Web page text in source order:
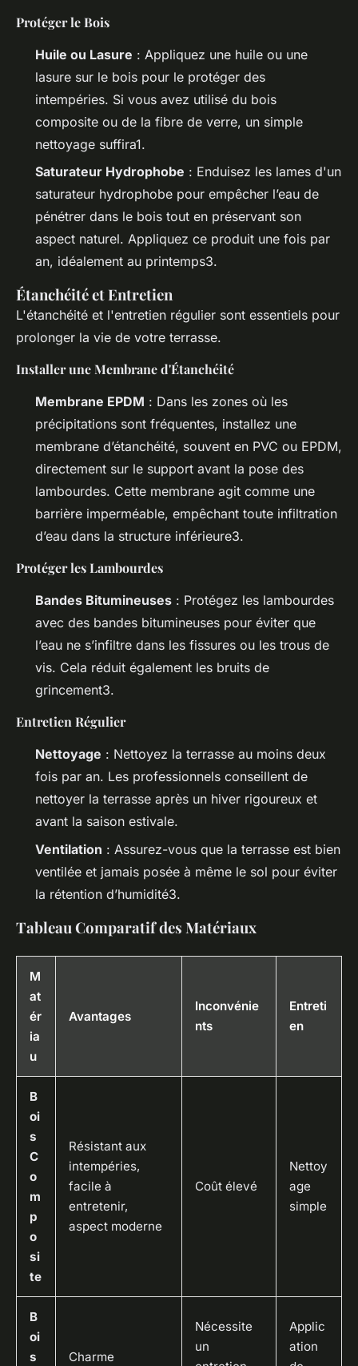
Protéger le Bois
Huile ou Lasure : Appliquez une huile ou une
lasure sur le bois pour le protéger des
intempéries. Si vous avez utilisé du bois
composite ou de la fibre de verre, un simple
nettoyage suffira1.
Saturateur Hydrophobe : Enduisez les lames d'un
saturateur hydrophobe pour empêcher l’eau de
pénétrer dans le bois tout en préservant son
aspect naturel. Appliquez ce produit une fois par
an, idéalement au printemps3.
Étanchéité et Entretien
L'étanchéité et l'entretien régulier sont essentiels pour
prolonger la vie de votre terrasse.
Installer une Membrane d'Étanchéité
Membrane EPDM : Dans les zones où les
précipitations sont fréquentes, installez une
membrane d’étanchéité, souvent en PVC ou EPDM,
directement sur le support avant la pose des
lambourdes. Cette membrane agit comme une
barrière imperméable, empêchant toute infiltration
d’eau dans la structure inférieure3.
Protéger les Lambourdes
Bandes Bitumineuses : Protégez les lambourdes
avec des bandes bitumineuses pour éviter que
l’eau ne s’infiltre dans les fissures ou les trous de
vis. Cela réduit également les bruits de
grincement3.
Entretien Régulier
Nettoyage : Nettoyez la terrasse au moins deux
fois par an. Les professionnels conseillent de
nettoyer la terrasse après un hiver rigoureux et
avant la saison estivale.
Ventilation : Assurez-vous que la terrasse est bien
ventilée et jamais posée à même le sol pour éviter
la rétention d’humidité3.
Tableau Comparatif des Matériaux
M
at
ér
ia
u
Avantages
Inconvénie
nts
Entreti
en
B
oi
s
C
o
m
p
o
si
te
Résistant aux
intempéries,
facile à
entretenir,
aspect moderne
Coût élevé
Nettoy
age
simple
B
oi
s
Charme
Nécessite
un
Applic
ation